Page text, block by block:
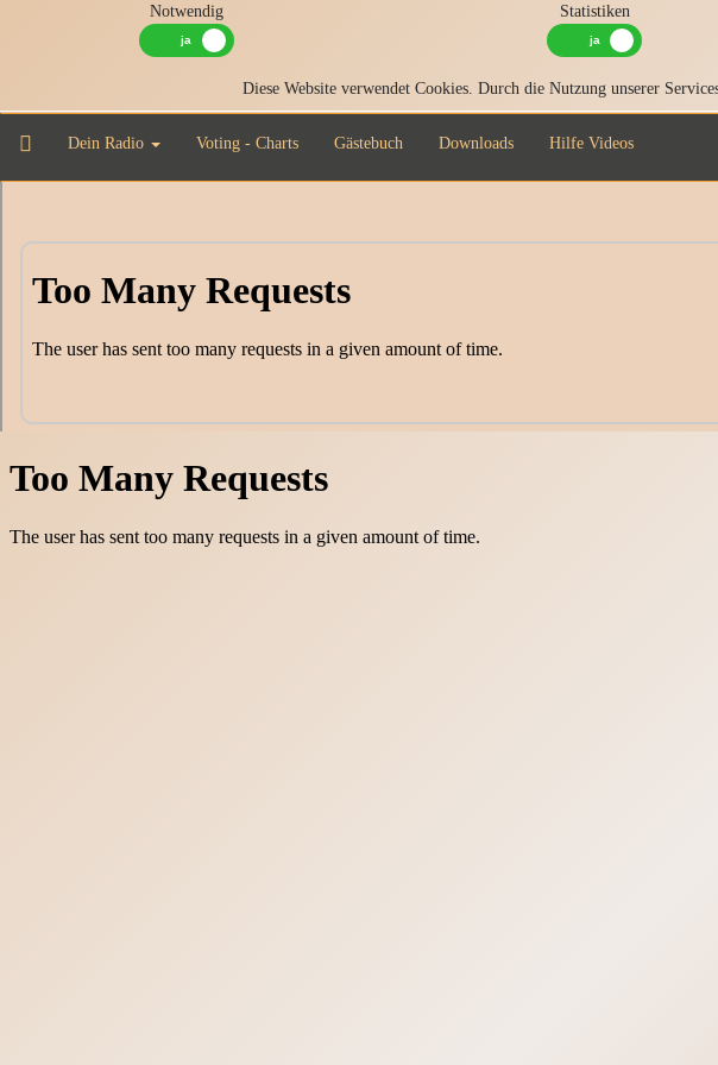
Notwendig Statistiken
Diese Website verwendet Cookies. Durch die Nutzung unserer
Dein Radio Voting - Charts Gästebuch Downloads Hilfe Videos